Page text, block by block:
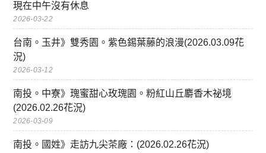
現在中午沒有休息
2026-03-22
台南。玉井》雙秀園。紫色錫葉藤的浪漫(2026.03.09花
況)
2026-03-12
南投。中寮》瑰蜜甜心玫瑰園。粉紅山丘麝香木祕境
(2026.02.26花況)
2026-03-09
南投。國姓》走訪九尖茶廠：(2026.02.26花況)